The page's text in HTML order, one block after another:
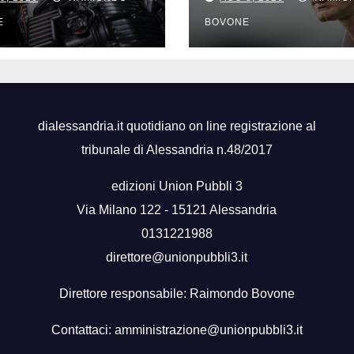
il sole
famosi,
oggi
BOVONE
dialessandria.it quotidiano on line registrazione al
tribunale di Alessandria n.48/2017
edizioni Union Pubbli 3
Via Milano 122 - 15121 Alessandria
0131221988
direttore@unionpubbli3.it
Direttore responsabile: Raimondo Bovone
Contattaci: amministrazione@unionpubbli3.it